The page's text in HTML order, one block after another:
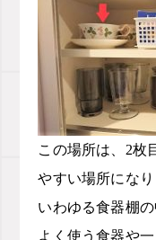
この場所は、2枚
やすい場所になり
いわゆる食器棚
よく使う食器や